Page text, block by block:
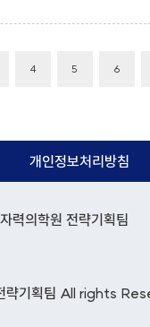
4 5 6
개인정보처리방침
력의학원 전략기획팀
략기획팀 All rights